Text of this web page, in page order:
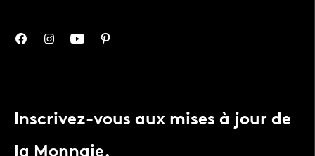
Inscrivez-vous aux mises à jour de
la Monnaie.